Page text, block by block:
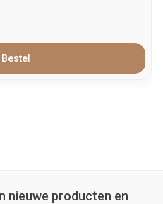
Bestel
nieuwe producten en